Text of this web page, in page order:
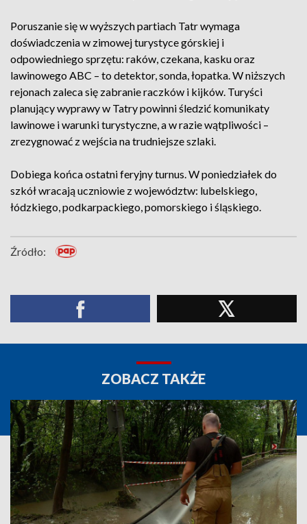
Poruszanie się w wyższych partiach Tatr wymaga
doświadczenia w zimowej turystyce górskiej i
odpowiedniego sprzętu: raków, czekana, kasku oraz
lawinowego ABC – to detektor, sonda, łopatka. W niższych
rejonach zaleca się zabranie raczków i kijków. Turyści
planujący wyprawy w Tatry powinni śledzić komunikaty
lawinowe i warunki turystyczne, a w razie wątpliwości –
zrezygnować z wejścia na trudniejsze szlaki.
Dobiega końca ostatni feryjny turnus. W poniedziałek do
szkół wracają uczniowie z województw: lubelskiego,
łódzkiego, podkarpackiego, pomorskiego i śląskiego.
Źródło:
ZOBACZ TAKŻE